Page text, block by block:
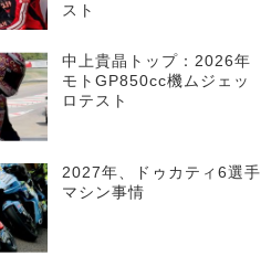
スト
中上貴晶トップ：2026年
モトGP850cc機ムジェッ
ロテスト
2027年、ドゥカティ6選手
マシン事情